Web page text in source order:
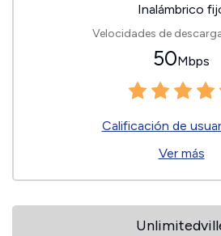
Inalámbrico
Velocidades de
50Mbps
Calificación de
Ver más